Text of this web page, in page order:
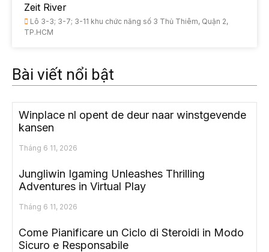
Zeit River
Lô 3-3; 3-7; 3-11 khu chức năng số 3 Thủ Thiêm, Quận 2,
TP.HCM
Bài viết nổi bật
Winplace nl opent de deur naar winstgevende
kansen
Tháng 6 11, 2026
Jungliwin Igaming Unleashes Thrilling
Adventures in Virtual Play
Tháng 6 11, 2026
Come Pianificare un Ciclo di Steroidi in Modo
Sicuro e Responsabile